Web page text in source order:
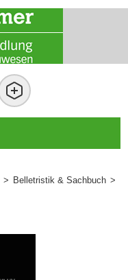
> Belletristik & Sachbuch >